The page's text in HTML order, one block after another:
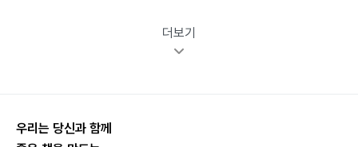
더보기
우리는 당신과 함께